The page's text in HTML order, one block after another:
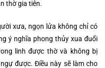
thờ gia tiên.
xưa, ngọn lửa không chỉ có
ý nghĩa phong thủy xua đuổi
linh được thờ và không bị
được. Điều này sẽ làm cho